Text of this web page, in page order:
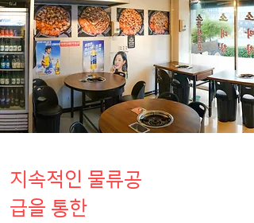
지속적인 물류공
급을 통한